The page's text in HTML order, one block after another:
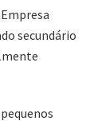
secundário